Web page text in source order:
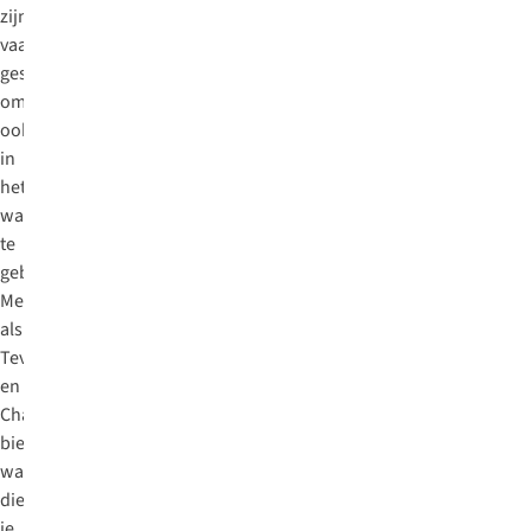
zijn
vaak
geschikt
om
ook
in
het
water
te
gebruiken.
Merken
als
Teva
en
Chaco
bieden
wandelsandalen
die